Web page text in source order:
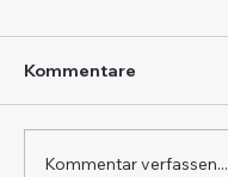
Kommentare
Kommentar verfassen...